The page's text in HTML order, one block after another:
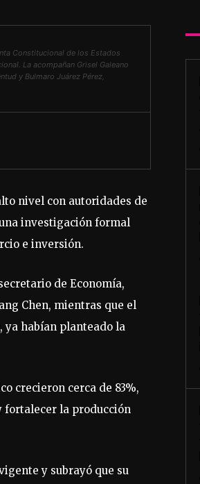
Constitucional de los Estados
La acompañan Grisel Galeano
y Bulmaro Juárez Pérez,
nivel con autoridades de
investigación formal
e inversión.
de Economía,
Chen, mientras que el
ya habían planteado la
crecieron cerca de 83%,
fortalecer la producción
y subrayó que su